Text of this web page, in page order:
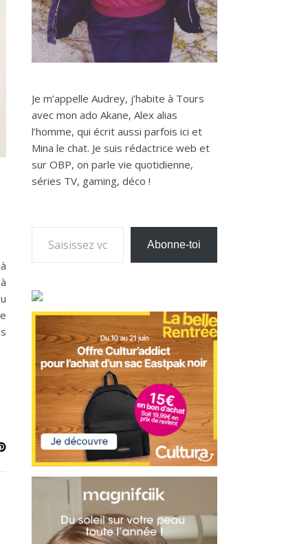
Je m’appelle Audrey, j’habite à Tours
avec mon ado Akane, Alex alias
l’homme, qui écrit aussi parfois ici et
Mina le chat. Je suis rédactrice web et
sur OBP, on parle vie quotidienne,
séries TV, gaming, déco !
Saisissez votre adresse e-mail…
Abonne-toi